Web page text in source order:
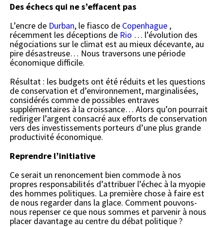
Des échecs qui ne s’effacent pas
L’encre de Durban, le fiasco de Copenhague ,
récemment les déceptions de Rio … l’évolution des
négociations sur le climat est au mieux décevante, au
pire désastreuse… Nous traversons une période
économique difficile.
Résultat : les budgets ont été réduits et les questions
de conservation et d’environnement, marginalisées,
considérés comme de possibles entraves
supplémentaires à la croissance… Alors qu’on pourrait
rediriger l’argent consacré aux efforts de conservation
vers des investissements porteurs d’une plus grande
productivité économique.
Reprendre l’initiative
Ce serait un renoncement bien commode à nos
propres responsabilités d’attribuer l’échec à la myopie
des hommes politiques. La première chose à faire est
de nous regarder dans la glace. Comment pouvons-
nous repenser ce que nous sommes et parvenir à nous
placer davantage au centre du débat politique ?